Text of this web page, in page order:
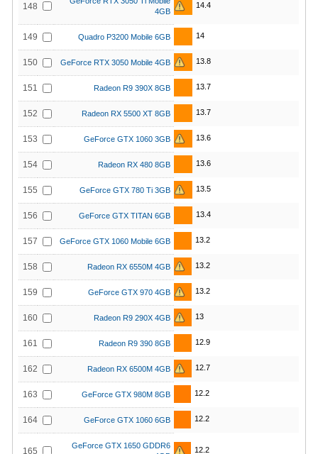
148
4GB
14.4
149 Quadro P3200 Mobile 6GB 14
150 GeForce RTX 3050 Mobile 4GB 13.8
151 Radeon R9 390X 8GB 13.7
152 Radeon RX 5500 XT 8GB 13.7
153 GeForce GTX 1060 3GB 13.6
154 Radeon RX 480 8GB 13.6
155 GeForce GTX 780 Ti 3GB 13.5
156 GeForce GTX TITAN 6GB 13.4
157 GeForce GTX 1060 Mobile 6GB 13.2
158 Radeon RX 6550M 4GB 13.2
159 GeForce GTX 970 4GB 13.2
160 Radeon R9 290X 4GB 13
161 Radeon R9 390 8GB 12.9
162 Radeon RX 6500M 4GB 12.7
163 GeForce GTX 980M 8GB 12.2
164 GeForce GTX 1060 6GB 12.2
165
GeForce GTX 1650 GDDR6
12.2